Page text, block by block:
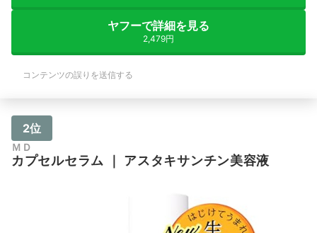
ヤフーで詳細を見る
2,479円
コンテンツの誤りを送信する
2位
ＭＤ
カプセルセラム アスタキサンチン美容液